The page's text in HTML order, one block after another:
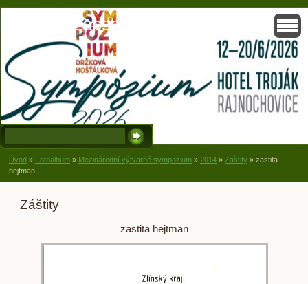
Solisko, zapsaný spolek, Držková
Úvod » Fotoalbum » Mezinárodní výtvarné sympozium » 2014 » Záštity » zastita
hejtman
Záštity
zastita hejtman